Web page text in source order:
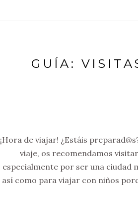
GUÍA:
¡Hora de viajar! ¿Estáis
viaje, os recomendamos
especialmente por ser una ciudad
así como para viajar con niños